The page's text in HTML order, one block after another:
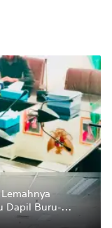
Dapil Buru-
Status